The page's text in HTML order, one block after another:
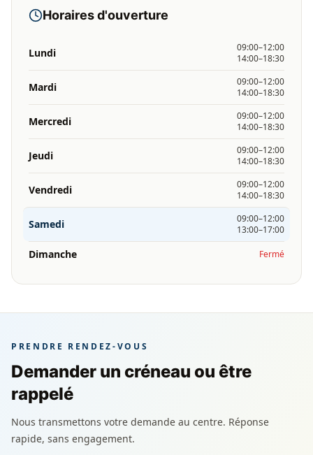
Horaires d'ouverture
Lundi
09:00–12:00
14:00–18:30
Mardi
09:00–12:00
14:00–18:30
Mercredi
09:00–12:00
14:00–18:30
Jeudi
09:00–12:00
14:00–18:30
Vendredi
09:00–12:00
14:00–18:30
Samedi
09:00–12:00
13:00–17:00
Dimanche Fermé
PRENDRE RENDEZ-VOUS
Demander un créneau ou être
rappelé
Nous transmettons votre demande au centre. Réponse
rapide, sans engagement.